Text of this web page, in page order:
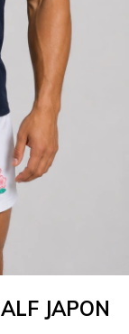
JAPON